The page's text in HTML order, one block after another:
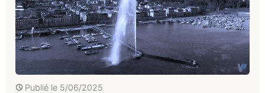
Publié le 5/06/2025